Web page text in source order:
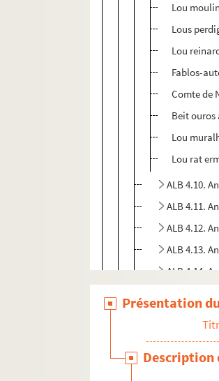
Lou
Lous
Lou
Fablos-
Comte de
Beit
Lou
Lou rat
ALB 4.10.
ALB 4.11.
ALB 4.12.
ALB 4.13.
ALB 4.14.
ALB 4.18.
Présentation
Description